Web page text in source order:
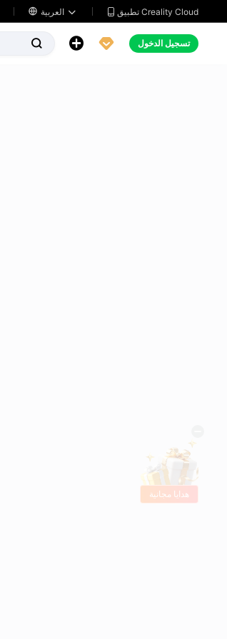
   تطبيق Creality Cloud
   تسجيل الدخول
هدايا مجانية